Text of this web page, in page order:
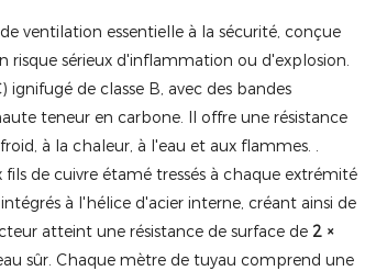
ventilation essentielle à la sécurité, conçue
sérieux d'inflammation ou d'explosion.
de classe B, avec des bandes
teneur en carbone. Il offre une résistance
à la chaleur, à l'eau et aux flammes. .
de cuivre étamé tressés à chaque extrémité
à l'hélice d'acier interne, créant ainsi de
atteint une résistance de surface de 2 ×
sûr. Chaque mètre de tuyau comprend une